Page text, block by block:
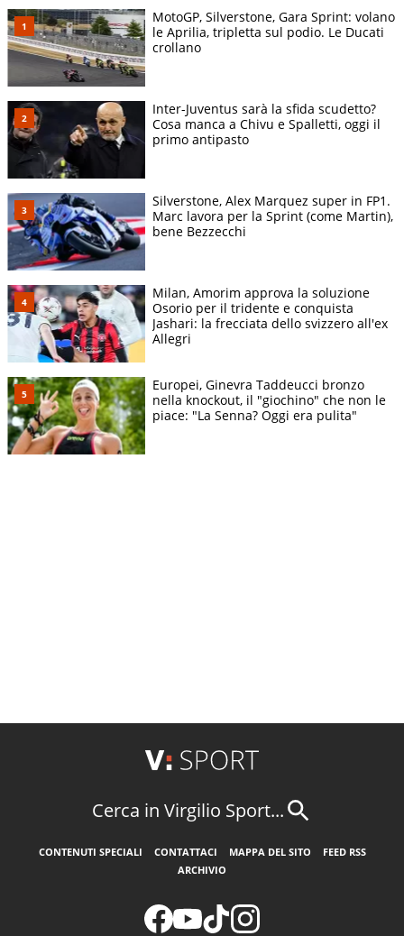
MotoGP, Silverstone, Gara Sprint: volano
le Aprilia, tripletta sul podio. Le Ducati
crollano
Inter-Juventus sarà la sfida scudetto?
Cosa manca a Chivu e Spalletti, oggi il
primo antipasto
Silverstone, Alex Marquez super in FP1.
Marc lavora per la Sprint (come Martin),
bene Bezzecchi
Milan, Amorim approva la soluzione
Osorio per il tridente e conquista
Jashari: la frecciata dello svizzero all'ex
Allegri
Europei, Ginevra Taddeucci bronzo
nella knockout, il "giochino" che non le
piace: "La Senna? Oggi era pulita"
Cerca in Virgilio Sport...
CONTENUTI SPECIALI CONTATTACI MAPPA DEL SITO
FEED RSS
ARCHIVIO